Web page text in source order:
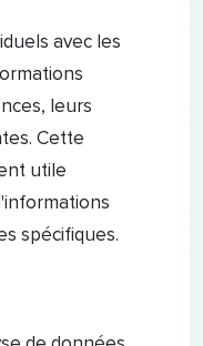
avec les
leurs
Cette
utile
spécifiques.